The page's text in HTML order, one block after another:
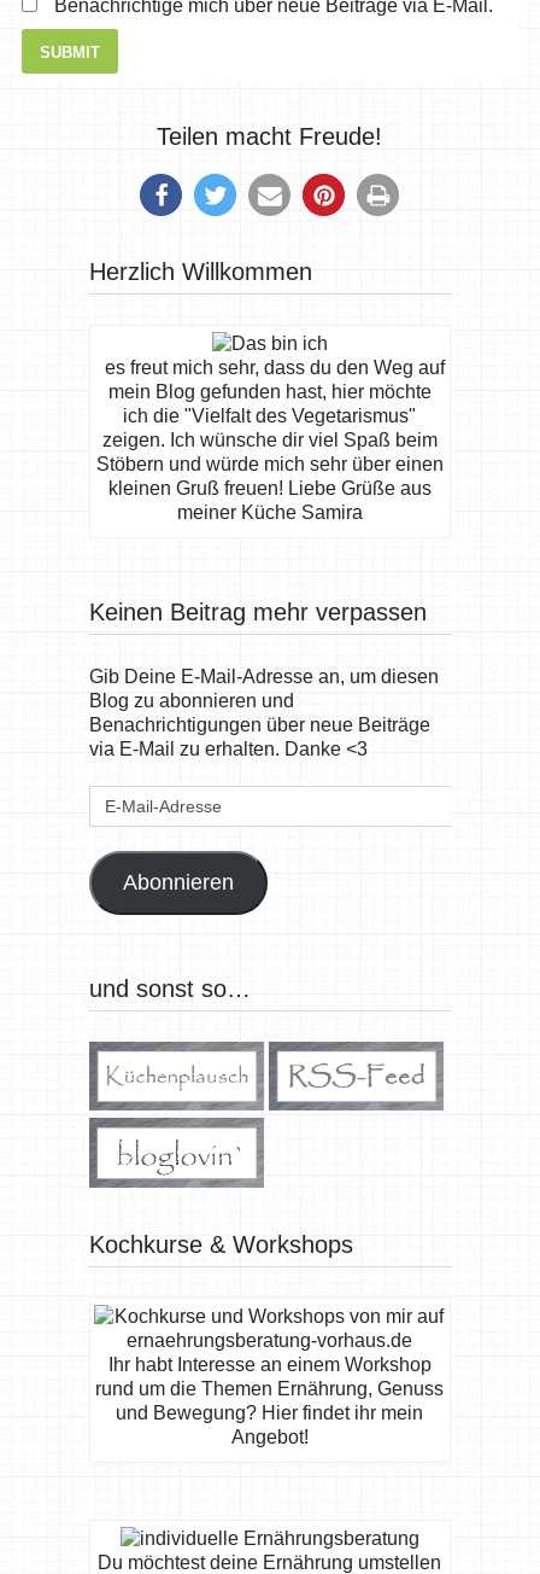
Benachrichtige mich über neue Beiträge via E-Mail.
Teilen macht Freude!
Herzlich Willkommen
es freut mich sehr, dass du den Weg auf
mein Blog gefunden hast, hier möchte
ich die "Vielfalt des Vegetarismus"
zeigen. Ich wünsche dir viel Spaß beim
Stöbern und würde mich sehr über einen
kleinen Gruß freuen! Liebe Grüße aus
meiner Küche Samira
Keinen Beitrag mehr verpassen
Gib Deine E-Mail-Adresse an, um diesen
Blog zu abonnieren und
Benachrichtigungen über neue Beiträge
via E-Mail zu erhalten. Danke <3
E-
Abonnieren
und sonst so…
Kochkurse & Workshops
Ihr habt Interesse an einem Workshop
rund um die Themen Ernährung, Genuss
und Bewegung? Hier findet ihr mein
Angebot!
Du möchtest deine Ernährung umstellen